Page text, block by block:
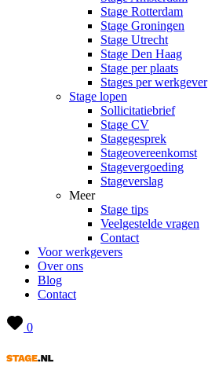
Stage Rotterdam
Stage Groningen
Stage Utrecht
Stage Den Haag
Stage per plaats
Stages per werkgever
Stage lopen
Sollicitatiebrief
Stage CV
Stagegesprek
Stageovereenkomst
Stagevergoeding
Stageverslag
Meer
Stage tips
Veelgestelde vragen
Contact
Voor werkgevers
Over ons
Blog
Contact
0